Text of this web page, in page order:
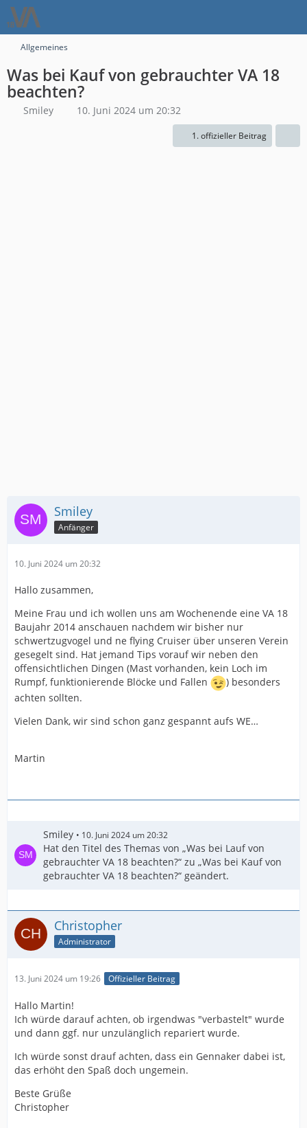
Allgemeines
Was bei Kauf von gebrauchter VA 18
beachten?
Smiley 10. Juni 2024 um 20:32
1. offizieller Beitrag
Smiley
Anfänger
10. Juni 2024 um 20:32
Hallo zusammen,
Meine Frau und ich wollen uns am Wochenende eine VA 18
Baujahr 2014 anschauen nachdem wir bisher nur
schwertzugvogel und ne flying Cruiser über unseren Verein
gesegelt sind. Hat jemand Tips vorauf wir neben den
offensichtlichen Dingen (Mast vorhanden, kein Loch im
Rumpf, funktionierende Blöcke und Fallen
) besonders
achten sollten.
Vielen Dank, wir sind schon ganz gespannt aufs WE…
Martin
Smiley 10. Juni 2024 um 20:32
Hat den Titel des Themas von „Was bei Lauf von
gebrauchter VA 18 beachten?“ zu „Was bei Kauf von
gebrauchter VA 18 beachten?“ geändert.
Christopher
Administrator
13. Juni 2024 um 19:26 Offizieller Beitrag
Hallo Martin!
Ich würde darauf achten, ob irgendwas "verbastelt" wurde
und dann ggf. nur unzulänglich repariert wurde.
Ich würde sonst drauf achten, dass ein Gennaker dabei ist,
das erhöht den Spaß doch ungemein.
Beste Grüße
Christopher